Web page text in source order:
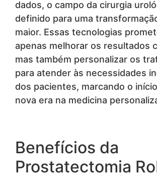
dados, o campo da cirurgia
definido para uma
maior. Essas tecnologias
apenas melhorar os resultados
mas também personalizar os
para atender às necessidades
dos pacientes, marcando o
nova era na medicina
Benefícios da
Prostatectomia